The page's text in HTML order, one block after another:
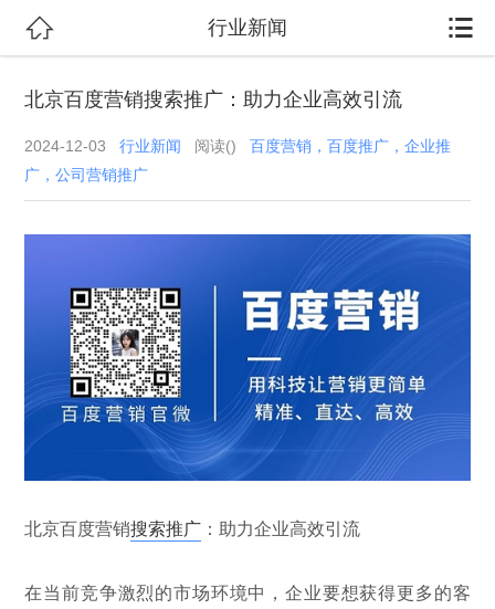
 行业新闻 
北京百度营销搜索推广：助力企业高效引流
2024-12-03 行业新闻 阅读()
百度营销，百度推广，企业推
广，公司营销推广
北京百度营销搜索推广 ：助力企业高效引流
在当前竞争激烈的市场环境中，企业要想获得更多的客